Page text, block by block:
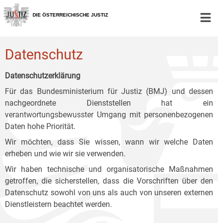
Zur
Hauptnavigation
[1]
Zum
Inhalt
[2]
Zum
Untermenü
[3]
DIE ÖSTERREICHISCHE JUSTIZ
Datenschutz
Datenschutzerklärung
Für das Bundesministerium für Justiz (BMJ) und dessen
nachgeordnete Dienststellen hat ein
verantwortungsbewusster Umgang mit personenbezogenen
Daten hohe Priorität.
Wir möchten, dass Sie wissen, wann wir welche Daten
erheben und wie wir sie verwenden.
Wir haben technische und organisatorische Maßnahmen
getroffen, die sicherstellen, dass die Vorschriften über den
Datenschutz sowohl von uns als auch von unseren externen
Dienstleistern beachtet werden.